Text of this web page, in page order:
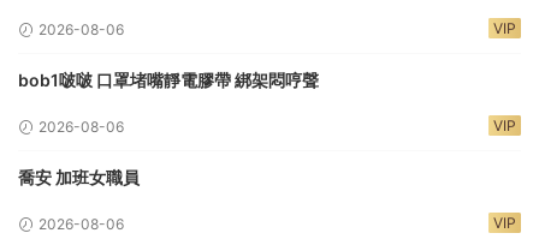
2026-08-06 VIP
bob1啵啵 口罩堵嘴靜電膠帶 綁架悶哼聲
2026-08-06 VIP
喬安 加班女職員
2026-08-06 VIP